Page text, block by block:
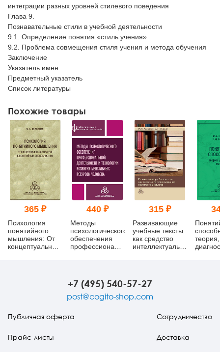
интеграции разных уровней стилевого поведения
Глава 9.
Познавательные стили в учебной деятельности
9.1. Определение понятия «стиль учения»
9.2. Проблема совмещения стиля учения и метода обучения
Заключение
Указатель имен
Предметный указатель
Список литературы
Похожие товары
365 ₽
Психология
понятийного
мышления: От
концептуальных
440 ₽
Методы
психологического
обеспечения
профессиональной
ресурсов
человека
315 ₽
Развивающие
учебные тексты
как средство
интеллектуального
теория,
+7 (495) 540-57-27
post@cogito-shop.com
Публичная оферта
Прайс-листы
Сотрудничество
Доставка